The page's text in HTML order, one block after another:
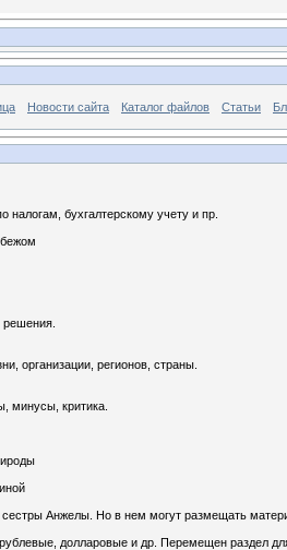
Новости сайта Каталог файлов Статьи
бухгалтерскому учету и пр.
организации, регионов, страны.
минусы, критика.
Анжелы. Но в нем могут размещать
долларовые и др. Перемещен раздел